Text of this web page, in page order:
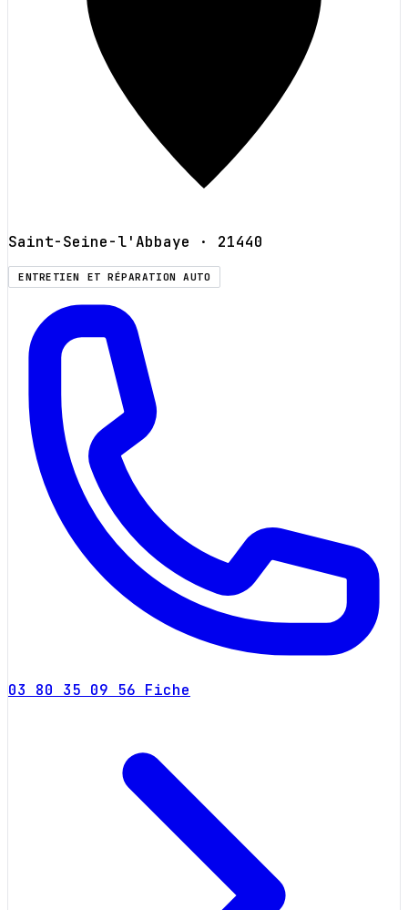
Saint-Seine-l'Abbaye · 21440
ENTRETIEN ET RÉPARATION AUTO
03 80 35 09 56 Fiche